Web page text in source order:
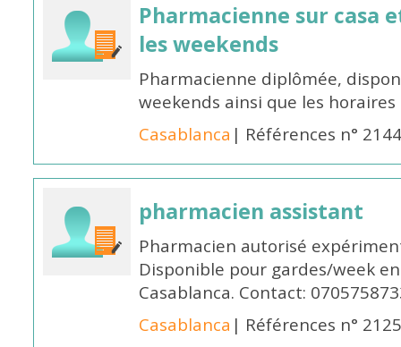
Pharmacienne sur casa
les weekends
Pharmacienne diplômée,
weekends ainsi que les
Casablanca | Références n°
pharmacien assistant
Pharmacien autorisé
Disponible pour gardes/week
Casablanca. Contact:
Casablanca | Références n°